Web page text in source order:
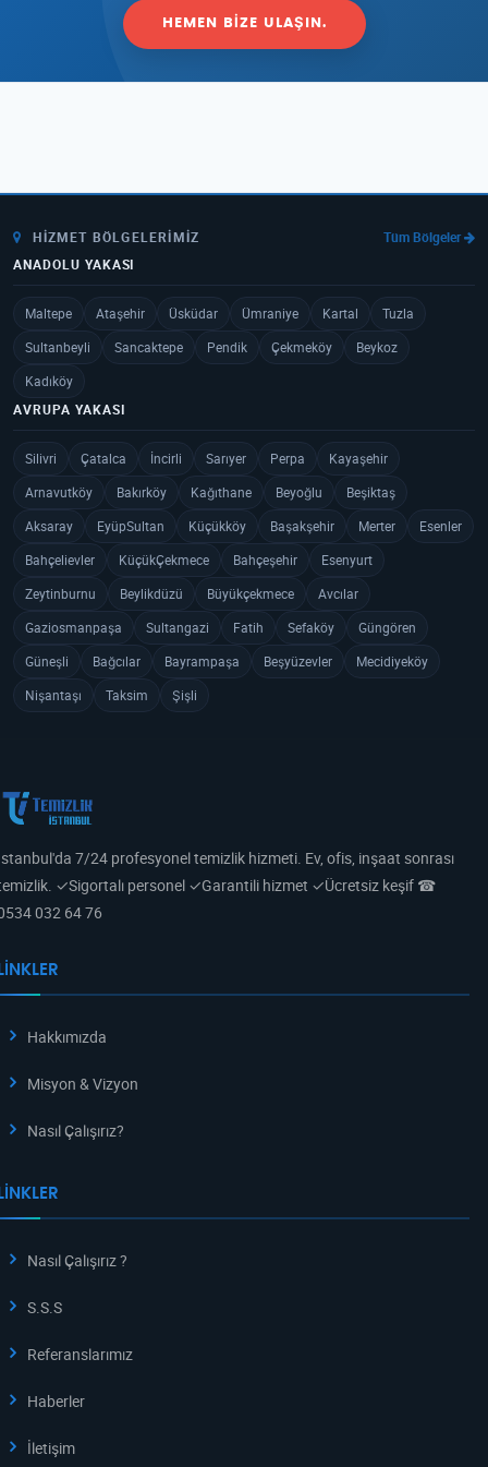
HEMEN BIZE ULAŞIN.
HIZMET BÖLGELERIMIZ
Tüm Bölgeler
ANADOLU YAKASI
Maltepe Ataşehir Üsküdar Ümraniye Kartal
Tuzla
Sultanbeyli
Sancaktepe Pendik Çekmeköy
Beykoz
Kadıköy
AVRUPA YAKASI
Silivri Çatalca İncirli Sarıyer Perpa
Kayaşehir
Arnavutköy
Bakırköy Kağıthane Beyoğlu
Beşiktaş
Aksaray
EyüpSultan Küçükköy Başakşehir Merter
Esenler
Bahçelievler
KüçükÇekmece Bahçeşehir
Esenyurt
Zeytinburnu
Beylikdüzü Büyükçekmece
Avcılar
Gaziosmanpaşa
Sultangazi Fatih Sefaköy
Güngören
Güneşli
Bağcılar Bayrampaşa Beşyüzevler
Mecidiyeköy
Nişantaşı
Taksim Şişli
7/24 profesyonel temizlik hizmeti. Ev, ofis, inşaat sonrası
✓Sigortalı personel ✓Garantili hizmet ✓Ücretsiz keşif ☎
032 64 76
Hakkımızda
Misyon & Vizyon
Nasıl Çalışırız?
Nasıl Çalışırız ?
S.S.S
Referanslarımız
Haberler
İletişim